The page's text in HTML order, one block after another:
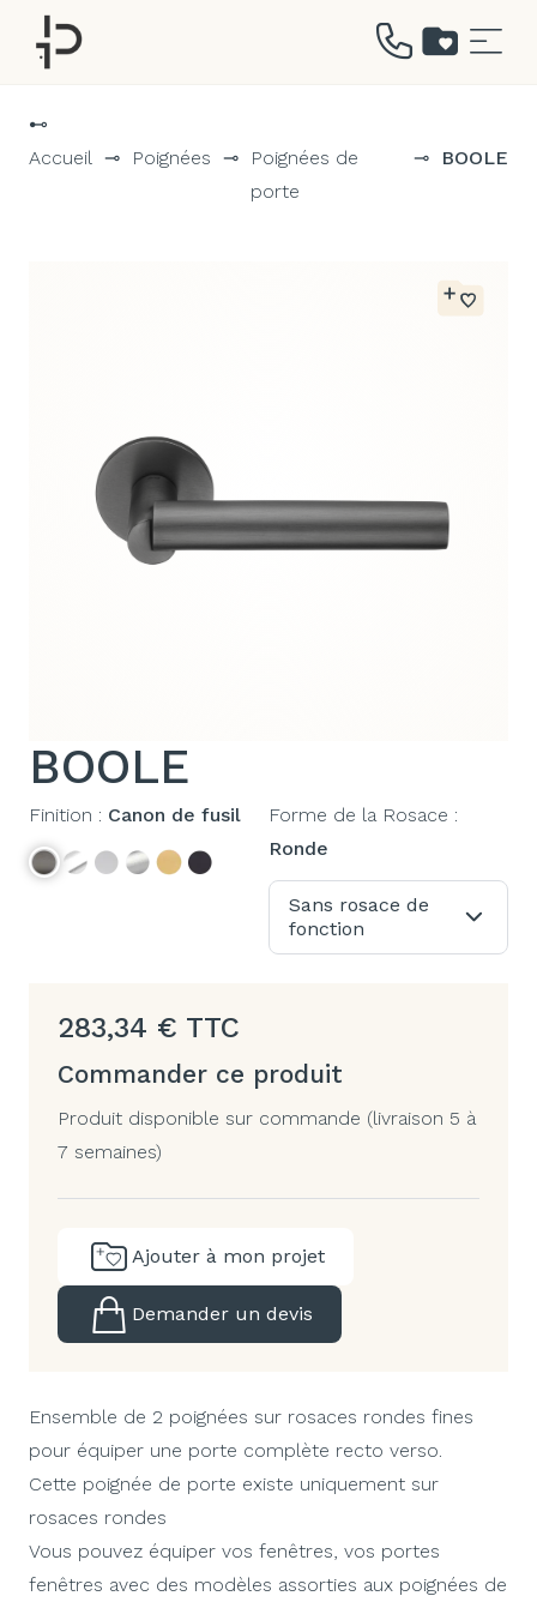
⊷
Accueil ⊸ Poignées ⊸
Poignées de
porte
⊸ BOOLE
BOOLE
Finition : Canon de fusil
Forme de la Rosace :
Ronde
Sans rosace de
fonction
283,34 € TTC
Commander ce produit
Produit disponible sur commande (livraison 5 à
7 semaines)
Ajouter à mon projet
Demander un devis
Ensemble de 2 poignées sur rosaces rondes fines
pour équiper une porte complète recto verso.
Cette poignée de porte existe uniquement sur
rosaces rondes
Vous pouvez équiper vos fenêtres, vos portes
fenêtres avec des modèles assorties aux poignées de